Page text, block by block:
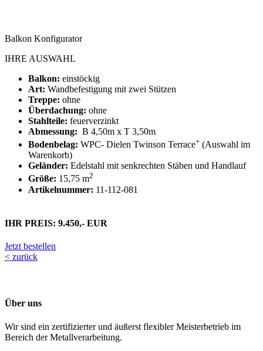
Balkon Konfigurator
IHRE AUSWAHL
Balkon: einstöckig
Art: Wandbefestigung mit zwei Stützen
Treppe: ohne
Überdachung: ohne
Stahlteile: feuerverzinkt
Abmessung: B 4,50m x T 3,50m
Bodenbelag: WPC- Dielen Twinson Terrace+ (Auswahl im
Warenkorb)
Geländer: Edelstahl mit senkrechten Stäben und Handlauf
Größe: 15,75 m2
Artikelnummer: 11-112-081
IHR PREIS: 9.450,- EUR
Jetzt bestellen
< zurück
Über uns
Wir sind ein zertifizierter und äußerst flexibler Meisterbetrieb im
Bereich der Metallverarbeitung.